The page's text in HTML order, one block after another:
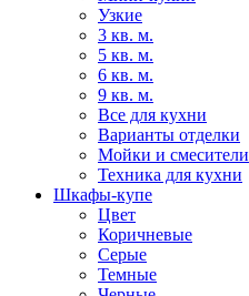
Узкие
3 кв. м.
5 кв. м.
6 кв. м.
9 кв. м.
Все для кухни
Варианты отделки
Мойки и смесители
Техника для кухни
Шкафы-купе
Цвет
Коричневые
Серые
Темные